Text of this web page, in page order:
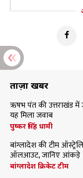
ताज़ा खबरें
ऋषभ पंत की उत्तराखंड में
यह मिला जवाब
पुष्कर सिंह धामी
बांग्लादेश की टीम
ऑलआउट, जानिए आंकड़े
बांग्लादेश क्रिकेट टीम